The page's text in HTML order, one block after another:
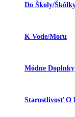
Do Školy/
K Vode/moru
Módne Doplnky
Starostlivosť O